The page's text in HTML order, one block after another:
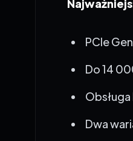
Do 14
Dwa